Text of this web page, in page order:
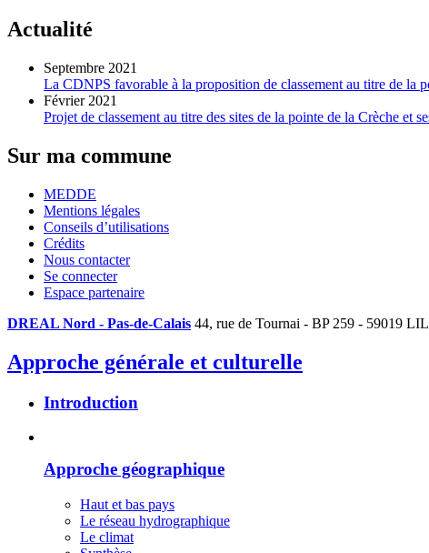
Actualité
Septembre 2021
La CDNPS favorable à la proposition de classement au titre de la
Février 2021
Projet de classement au titre des sites de la pointe de la Crèche et
Sur ma commune
MEDDE
Mentions légales
Conseils d’utilisations
Crédits
Nous contacter
Se connecter
Espace partenaire
DREAL Nord - Pas-de-Calais 44, rue de Tournai - BP 259 - 59019
Approche générale et culturelle
Introduction
Approche géographique
Haut et bas pays
Le réseau hydrographique
Le climat